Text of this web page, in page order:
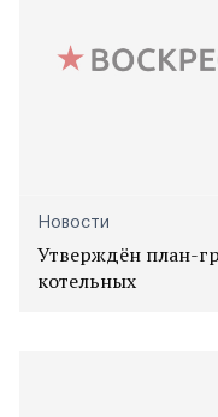
Новости
Утверждён план-
котельных